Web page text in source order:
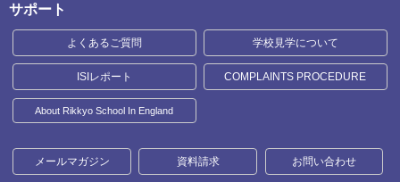
サポート
よくあるご質問 学校見学について
ISIレポート COMPLAINTS PROCEDURE
About Rikkyo School In England
メールマガジン 資料請求 お問い合わせ